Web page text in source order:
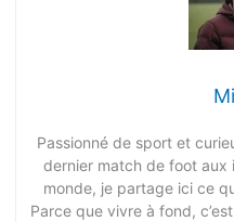
Passionné de sport et
dernier match de foot aux
monde, je partage ici ce
Parce que vivre à fond,